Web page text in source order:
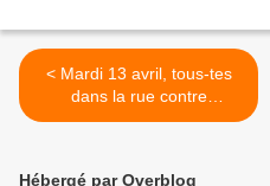
< Mardi 13 avril, tous-tes
dans la rue contre
l’augmentation du temps de
Hébergé par Overblog